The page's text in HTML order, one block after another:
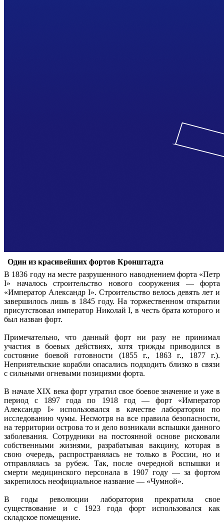
Один из красивейших фортов Кронштадта
В 1836 году на месте разрушенного наводнением форта «Петр
I» началось строительство нового сооружения — форта
«Император Александр I». Строительство велось девять лет и
завершилось лишь в 1845 году. На торжественном открытии
присутствовал император Николай I, в честь брата которого и
был назван форт.
Примечательно, что данный форт ни разу не принимал
участия в боевых действиях, хотя трижды приводился в
состояние боевой готовности (1855 г., 1863 г., 1877 г.).
Неприятельские корабли опасались подходить близко в связи
с сильными огневыми позициями форта.
В начале XIX века форт утратил свое боевое значение и уже в
период с 1897 года по 1918 год — форт «Император
Александр I» использовался в качестве лаборатории по
исследованию чумы. Несмотря на все правила безопасности,
на территории острова то и дело возникали вспышки данного
заболевания. Сотрудники на постоянной основе рисковали
собственными жизнями, разрабатывая вакцину, которая в
свою очередь, распространялась не только в России, но и
отправлялась за рубеж. Так, после очередной вспышки и
смерти медицинского персонала в 1907 году — за фортом
закрепилось неофициальное название — «Чумной».
В годы революции лаборатория прекратила свое
существование и с 1923 года форт использовался как
складское помещение.